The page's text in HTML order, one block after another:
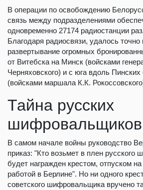
В операции по освобождению
связь между подразделениями
одновременно 27174 радиостанции
Благодаря радиосвязи, удалось
развертывание огромных
от Витебска на Минск (войсками
Черняховского) и с юга вдоль
(войсками маршала К.К.
Тайна русских
шифровальщиков
В самом начале войны руководство
приказ: "Кто возьмет в плен русского
будет награжден крестом, отпуском
работой в Берлине". Но ни одного
советского шифровальщика вручено